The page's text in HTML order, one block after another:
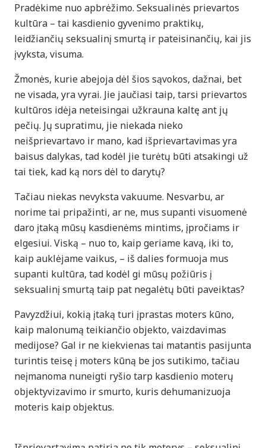
Pradėkime nuo apbrėžimo. Seksualinės prievartos
kultūra – tai kasdienio gyvenimo praktikų,
leidžiančių seksualinį smurtą ir pateisinančių, kai jis
įvyksta, visuma.
Žmonės, kurie abejoja dėl šios sąvokos, dažnai, bet
ne visada, yra vyrai. Jie jaučiasi taip, tarsi prievartos
kultūros idėja neteisingai užkrauna kaltę ant jų
pečių. Jų supratimu, jie niekada nieko
neišprievartavo ir mano, kad išprievartavimas yra
baisus dalykas, tad kodėl jie turėtų būti atsakingi už
tai tiek, kad ką nors dėl to darytų?
Tačiau niekas nevyksta vakuume. Nesvarbu, ar
norime tai pripažinti, ar ne, mus supanti visuomenė
daro įtaką mūsų kasdienėms mintims, įpročiams ir
elgesiui. Viską – nuo to, kaip geriame kavą, iki to,
kaip auklėjame vaikus, – iš dalies formuoja mus
supanti kultūra, tad kodėl gi mūsų požiūris į
seksualinį smurtą taip pat negalėtų būti paveiktas?
Pavyzdžiui, kokią įtaką turi įprastas moters kūno,
kaip malonumą teikiančio objekto, vaizdavimas
medijose? Gal ir ne kiekvienas tai matantis pasijunta
turintis teisę į moters kūną be jos sutikimo, tačiau
neįmanoma nuneigti ryšio tarp kasdienio moterų
objektyvizavimo ir smurto, kuris dehumanizuoja
moteris kaip objektus.